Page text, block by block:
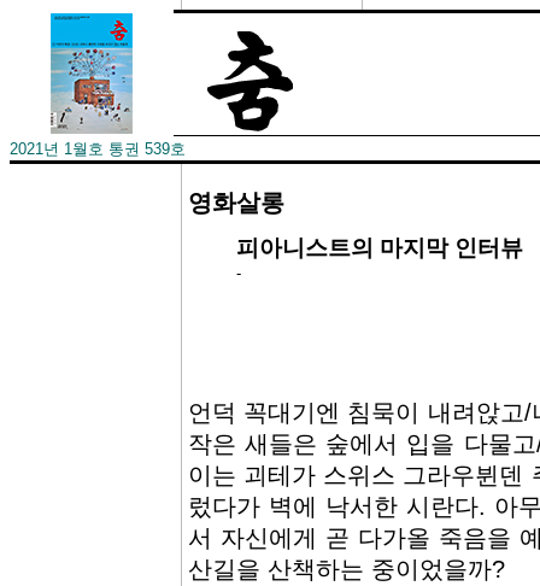
2021년 1월호 통권 539호
영화살롱
피아니스트의 마지막 인터뷰
-
언덕 꼭대기엔 침묵이 내려앉고
작은 새들은 숲에서 입을 다물
이는 괴테가 스위스 그라우뷘덴
렀다가 벽에 낙서한 시란다. 아
서 자신에게 곧 다가올 죽음을
산길을 산책하는 중이었을까?